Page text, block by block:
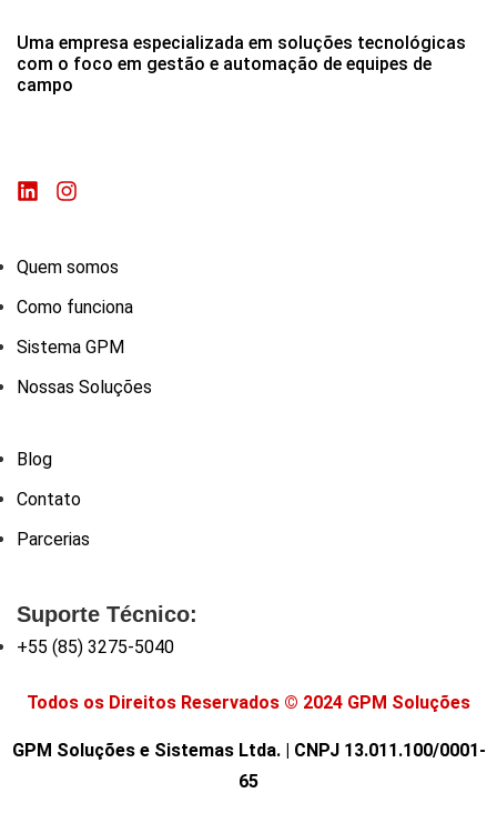
Uma empresa especializada em soluções tecnológicas
com o foco em gestão e automação de equipes de
campo
Quem somos
Como funciona
Sistema GPM
Nossas Soluções
Blog
Contato
Parcerias
Suporte Técnico:
+55 (85) 3275-5040
Todos os Direitos Reservados © 2024 GPM Soluções
GPM Soluções e Sistemas Ltda. | CNPJ 13.011.100/0001-
65